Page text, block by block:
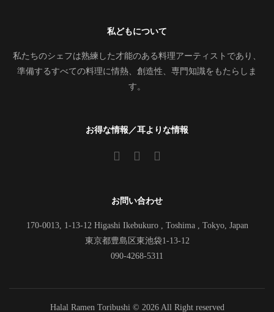
私どもについて
私たちのシェフは熟練した才能のある料理アーティストであり、
準備するすべての料理に情熱、創造性、専門知識をもたらしま
す。
お得な情報／耳よりな情報
お問い合わせ
170-0013, 1-13-12 Higashi Ikebukuro , Toshima , Tokyo, Japan
東京都豊島区東池袋1-13-12
090-4268-5311
Halal Ramen Toribushi © 2026 All Right reserved